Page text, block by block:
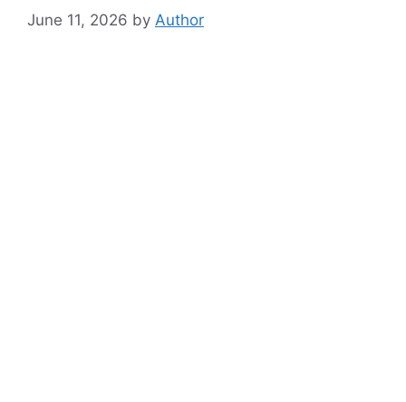
June 11, 2026 by Author